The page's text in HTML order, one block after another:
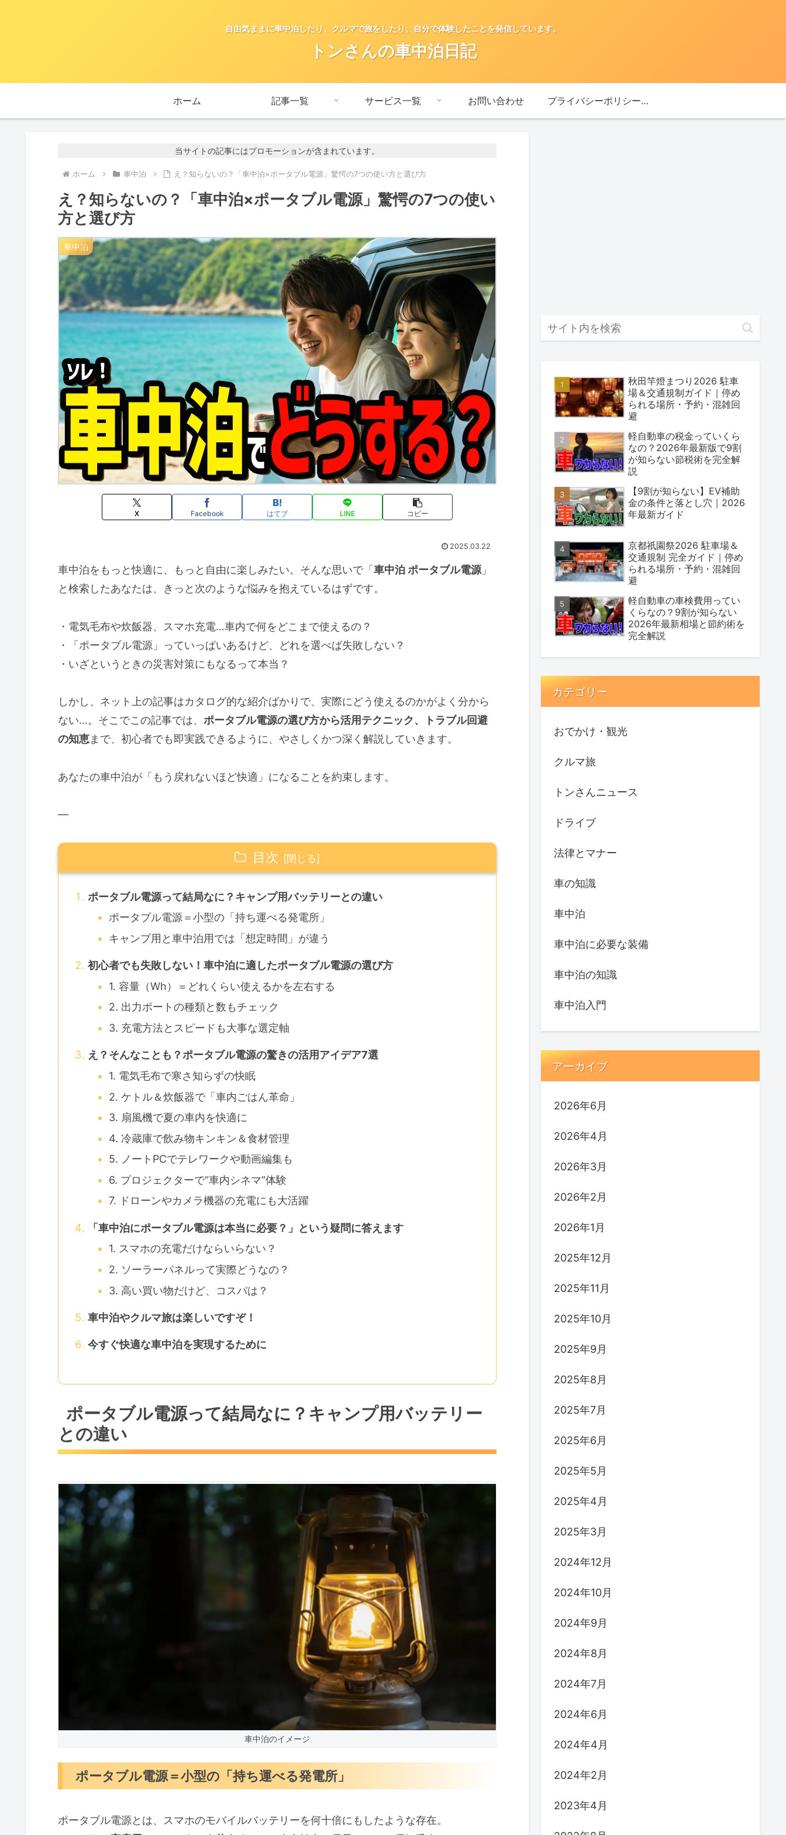
自由気ままに車中泊したり、クルマで旅をしたり、自分で体験したことを発信しています。
トンさんの車中泊日記
ホーム 記事一覧 サービス一覧 お問い合わせ プライバシーポリシー・免責事項
当サイトの記事にはプロモーションが含まれています。
ホーム 車中泊 え？知らないの？「車中泊×ポータブル電源」驚愕の7つの使い方と選び方
え？知らないの？「車中泊×ポータブル電源」驚愕の7つの使い
方と選び方
車中泊
X Facebook はてブ LINE コピー
2025.03.22
車中泊をもっと快適に、もっと自由に楽しみたい。そんな思いで「 車中泊 ポータブル電源」
と検索したあなたは、きっと次のような悩みを抱えているはずです。
・電気毛布や炊飯器、スマホ充電…車内で何をどこまで使えるの？
・「ポータブル電源」っていっぱいあるけど、どれを選べば失敗しない？
・いざというときの災害対策にもなるって本当？
しかし、ネット上の記事はカタログ的な紹介ばかりで、実際にどう使えるのかがよく分から
ない…。そこでこの記事では、 ポータブル電源の選び方から活用テクニック、トラブル回避
の知恵まで、初心者でも即実践できるように、やさしくかつ深く解説していきます。
あなたの車中泊が「もう戻れないほど快適」になることを約束します。
—
目次
ポータブル電源って結局なに？キャンプ用バッテリーとの違い
ポータブル電源＝小型の「持ち運べる発電所」
キャンプ用と車中泊用では「想定時間」が違う
初心者でも失敗しない！車中泊に適したポータブル電源の選び方
1. 容量（Wh）＝どれくらい使えるかを左右する
2. 出力ポートの種類と数もチェック
3. 充電方法とスピードも大事な選定軸
え？そんなことも？ポータブル電源の驚きの活用アイデア7選
1. 電気毛布で寒さ知らずの快眠
2. ケトル＆炊飯器で「車内ごはん革命」
3. 扇風機で夏の車内を快適に
4. 冷蔵庫で飲み物キンキン＆食材管理
5. ノートPCでテレワークや動画編集も
6. プロジェクターで“車内シネマ”体験
7. ドローンやカメラ機器の充電にも大活躍
「車中泊にポータブル電源は本当に必要？」という疑問に答えます
1. スマホの充電だけならいらない？
2. ソーラーパネルって実際どうなの？
3. 高い買い物だけど、コスパは？
車中泊やクルマ旅は楽しいですぞ！
今すぐ快適な車中泊を実現するために
ポータブル電源って結局なに？キャンプ用バッテリー
との違い
車中泊のイメージ
ポータブル電源＝小型の「持ち運べる発電所」
ポータブル電源とは、スマホのモバイルバッテリーを何十倍にもしたような存在。
秋田竿燈まつり2026 駐車
場＆交通規制ガイド｜停め
られる場所・予約・混雑回
避
軽自動車の税金っていくら
なの？2026年最新版で9割
が知らない節税術を完全解
説
【9割が知らない】EV補助
金の条件と落とし穴｜2026
年最新ガイド
京都祇園祭2026 駐車場＆
交通規制 完全ガイド｜停め
られる場所・予約・混雑回
避
軽自動車の車検費用ってい
くらなの？9割が知らない
2026年最新相場と節約術を
完全解説
カテゴリー
おでかけ・観光
クルマ旅
トンさんニュース
ドライブ
法律とマナー
車の知識
車中泊
車中泊に必要な装備
車中泊の知識
車中泊入門
アーカイブ
2026年6月
2026年4月
2026年3月
2026年2月
2026年1月
2025年12月
2025年11月
2025年10月
2025年9月
2025年8月
2025年7月
2025年6月
2025年5月
2025年4月
2025年3月
2024年12月
2024年10月
2024年9月
2024年8月
2024年7月
2024年6月
2024年4月
2024年2月
2023年4月